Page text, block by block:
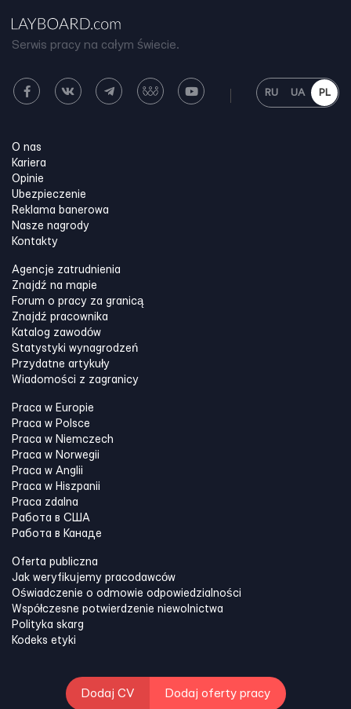
Serwis pracy na całym świecie.
RU UA PL
O nas
Kariera
Opinie
Ubezpieczenie
Reklama banerowa
Nasze nagrody
Kontakty
Agencje zatrudnienia
Znajdź na mapie
Forum o pracy za granicą
Znajdź pracownika
Katalog zawodów
Statystyki wynagrodzeń
Przydatne artykuły
Wiadomości z zagranicy
Praca w Europie
Praca w Polsce
Praca w Niemczech
Praca w Norwegii
Praca w Anglii
Praca w Hiszpanii
Praca zdalna
Работа в США
Работа в Канадe
Oferta publiczna
Jak weryfikujemy pracodawców
Oświadczenie o odmowie odpowiedzialności
Współczesne potwierdzenie niewolnictwa
Polityka skarg
Kodeks etyki
Dodaj CV Dodaj oferty pracy